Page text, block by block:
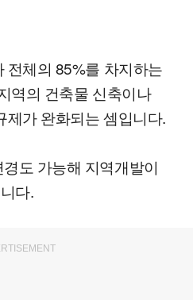
전체의 85%를 차지하는
역의 건축물 신축이나
제가 완화되는 셈입니다.
도 가능해 지역개발이
다.